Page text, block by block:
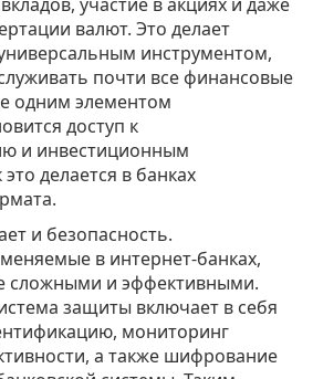
валют. Это делает
инструментом,
почти все финансовые
одним элементом
доступ к
и инвестиционным
делается в банках
и безопасность.
в интернет-банках,
сложными и эффективными.
защиты включает в себя
мониторинг
а также шифрование